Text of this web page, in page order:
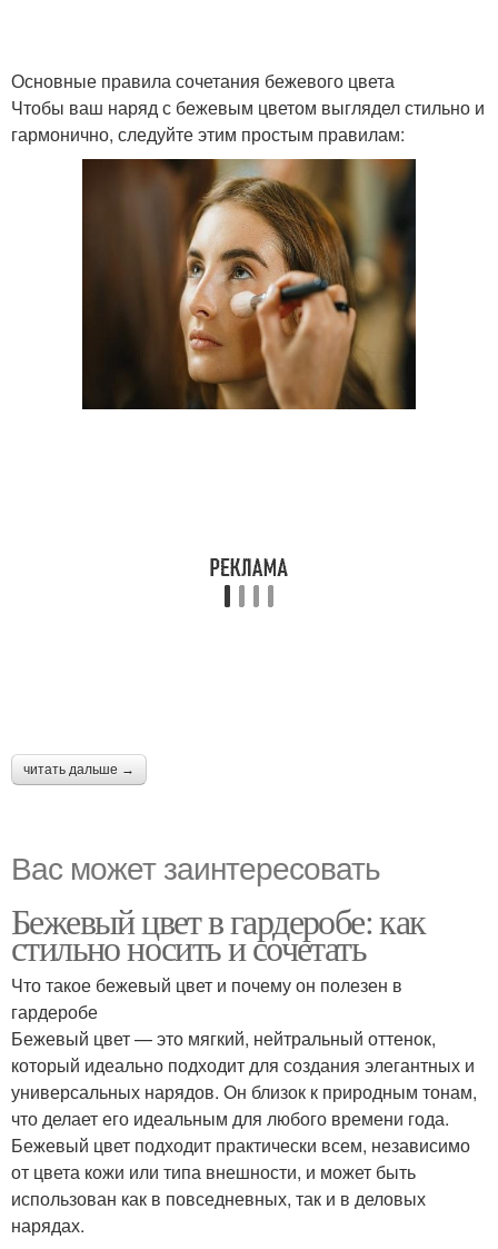
Основные правила сочетания бежевого цвета
Чтобы ваш наряд с бежевым цветом выглядел стильно и
гармонично, следуйте этим простым правилам:
читать дальше →
Вас может заинтересовать
Бежевый цвет в гардеробе: как
стильно носить и сочетать
Что такое бежевый цвет и почему он полезен в
гардеробе
Бежевый цвет — это мягкий, нейтральный оттенок,
который идеально подходит для создания элегантных и
универсальных нарядов. Он близок к природным тонам,
что делает его идеальным для любого времени года.
Бежевый цвет подходит практически всем, независимо
от цвета кожи или типа внешности, и может быть
использован как в повседневных, так и в деловых
нарядах.